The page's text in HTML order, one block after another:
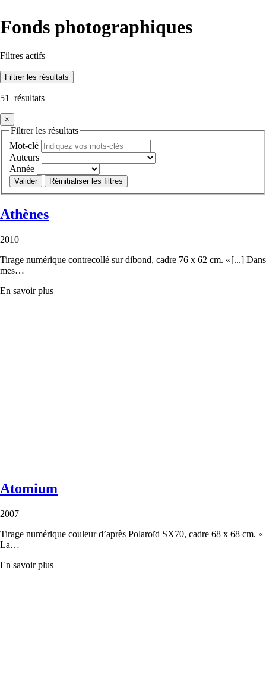
Fonds photographiques
Filtres actifs
Filtrer les résultats
51 résultats
×
Filtrer les résultats
Mot-clé
Auteurs
Année
Réinitialiser les filtres
Athènes
2010
Tirage numérique contrecollé sur dibond, cadre 76 x 62 cm. « [...] Dans
mes…
En savoir plus
Atomium
2007
Tirage numérique couleur d’après Polaroïd SX70, cadre 68 x 68 cm. «
La…
En savoir plus